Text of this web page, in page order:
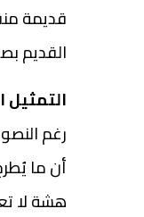
قديمة
القديم
رغم
أن ما
هشة لا